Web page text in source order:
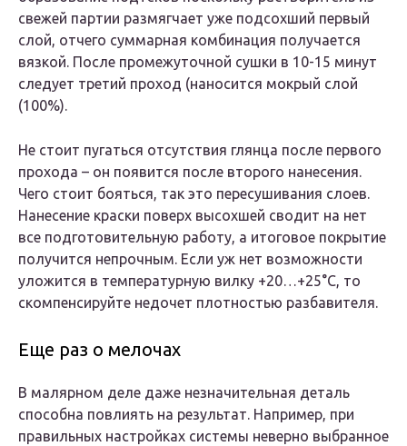
свежей партии размягчает уже подсохший первый
слой, отчего суммарная комбинация получается
вязкой. После промежуточной сушки в 10-15 минут
следует третий проход (наносится мокрый слой
(100%).
Не стоит пугаться отсутствия глянца после первого
прохода – он появится после второго нанесения.
Чего стоит бояться, так это пересушивания слоев.
Нанесение краски поверх высохшей сводит на нет
все подготовительную работу, а итоговое покрытие
получится непрочным. Если уж нет возможности
уложится в температурную вилку +20…+25°C, то
скомпенсируйте недочет плотностью разбавителя.
Еще раз о мелочах
В малярном деле даже незначительная деталь
способна повлиять на результат. Например, при
правильных настройках системы неверно выбранное